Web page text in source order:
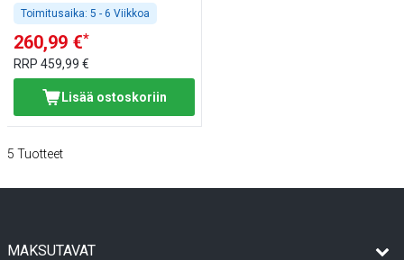
Toimitusaika: 5 - 6 Viikkoa
260,99 €*
RRP 459,99 €
Lisää ostoskoriin
5 Tuotteet
MAKSUTAVAT